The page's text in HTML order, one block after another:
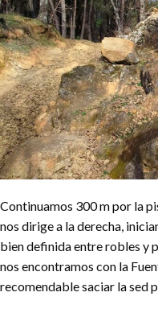
Continuamos 300 m por la
nos dirige a la derecha,
bien definida entre robles y
nos encontramos con la
recomendable saciar la sed